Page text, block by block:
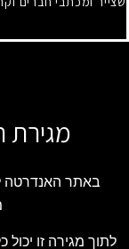
באתר האנדרטה
לתוך מגירה זו